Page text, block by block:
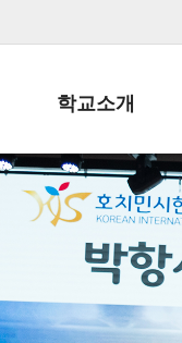
학교소개
학교장인사말
학생회장인사말
학교상징
학교 CI